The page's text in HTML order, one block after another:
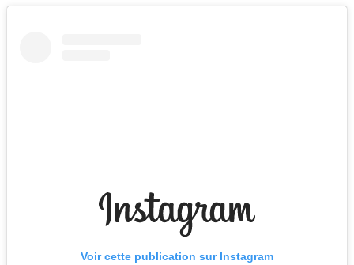
Voir cette publication sur Instagram